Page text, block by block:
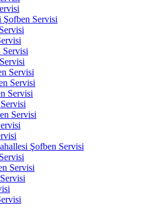
Servisi
Servisi
Servisi
Servisi
Servisi
Servisi
Şofben Servisi
Servisi